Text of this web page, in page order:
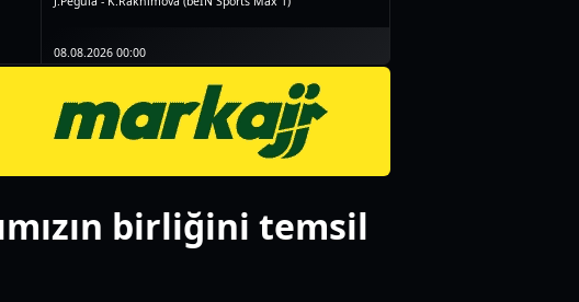
08.08.2026 00:00
Galatasaray - Villarreal (TV100)
birliğini temsil